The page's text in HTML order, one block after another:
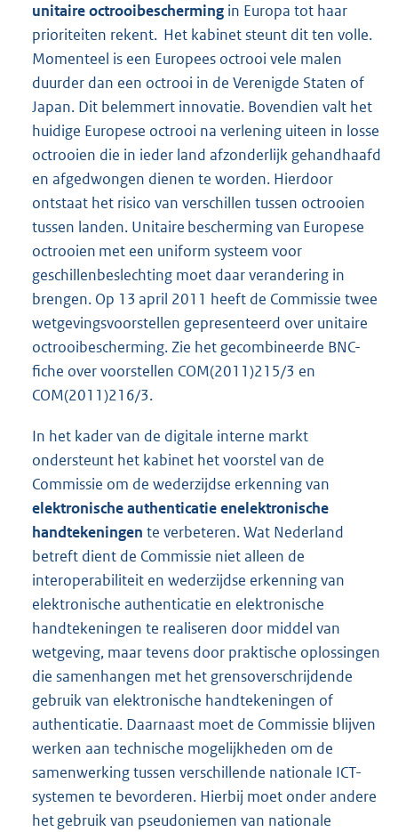
unitaire octrooibescherming in Europa tot haar
prioriteiten rekent. Het kabinet steunt dit ten volle.
Momenteel is een Europees octrooi vele malen
duurder dan een octrooi in de Verenigde Staten of
Japan. Dit belemmert innovatie. Bovendien valt het
huidige Europese octrooi na verlening uiteen in losse
octrooien die in ieder land afzonderlijk gehandhaafd
en afgedwongen dienen te worden. Hierdoor
ontstaat het risico van verschillen tussen octrooien
tussen landen. Unitaire bescherming van Europese
octrooien met een uniform systeem voor
geschillenbeslechting moet daar verandering in
brengen. Op 13 april 2011 heeft de Commissie twee
wetgevingsvoorstellen gepresenteerd over unitaire
octrooibescherming. Zie het gecombineerde BNC-
fiche over voorstellen COM(2011)215/3 en
COM(2011)216/3.
In het kader van de digitale interne markt
ondersteunt het kabinet het voorstel van de
Commissie om de wederzijdse erkenning van
elektronische authenticatie enelektronische
handtekeningen te verbeteren. Wat Nederland
betreft dient de Commissie niet alleen de
interoperabiliteit en wederzijdse erkenning van
elektronische authenticatie en elektronische
handtekeningen te realiseren door middel van
wetgeving, maar tevens door praktische oplossingen
die samenhangen met het grensoverschrijdende
gebruik van elektronische handtekeningen of
authenticatie. Daarnaast moet de Commissie blijven
werken aan technische mogelijkheden om de
samenwerking tussen verschillende nationale ICT-
systemen te bevorderen. Hierbij moet onder andere
het gebruik van pseudoniemen van nationale